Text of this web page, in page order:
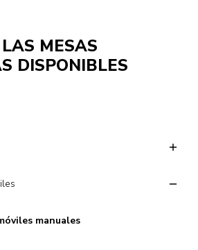
MESAS
DISPONIBLES
manuales